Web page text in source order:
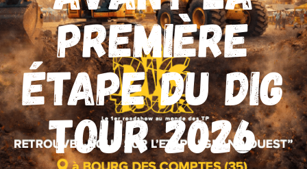
première
étape du DIG
TOUR 2026